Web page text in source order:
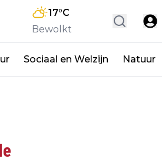
17°C
Bewolkt
Sociaal en Welzijn Natuur